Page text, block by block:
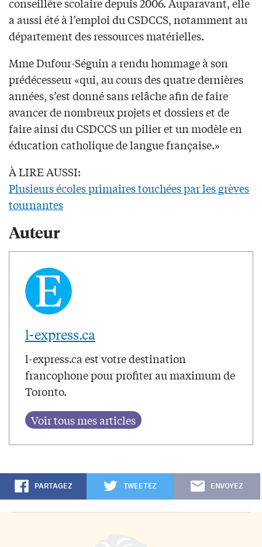
conseillère scolaire depuis 2006. Auparavant, elle
a aussi été à l’emploi du CSDCCS, notamment au
département des ressources matérielles.
Mme Dufour-Séguin a rendu hommage à son
prédécesseur «qui, au cours des quatre dernières
années, s’est donné sans relâche afin de faire
avancer de nombreux projets et dossiers et de
faire ainsi du CSDCCS un pilier et un modèle en
éducation catholique de langue française.»
À LIRE AUSSI:
Plusieurs écoles primaires touchées par les grèves
tournantes
Auteur
l-express.ca
l-express.ca est votre destination
francophone pour profiter au maximum de
Toronto.
PARTAGEZ TWEETEZ ENVOYEZ